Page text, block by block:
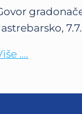
….